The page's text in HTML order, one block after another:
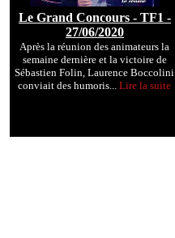
Le Grand Concours - TF1 -
27/06/2020
Après la réunion des animateurs la
semaine dernière et la victoire de
Sébastien Folin, Laurence Boccolini
conviait des humoris...Lire la suite